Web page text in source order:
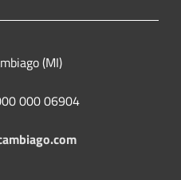
(MI)
000 06904